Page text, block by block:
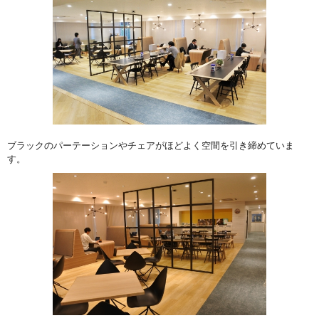
ブラックのパーテーションやチェアがほどよく空間を引き締めていま
す。